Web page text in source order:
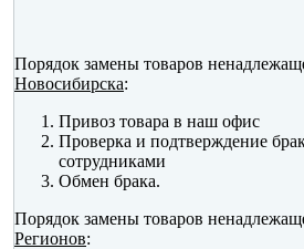
Порядок замены товаров
Новосибирска:
Привоз товара в наш офис
Проверка и подтверждение
сотрудниками
Обмен брака.
Порядок замены товаров
Регионов: